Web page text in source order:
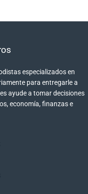
especializados en
para entregarle a
ayude a tomar decisiones
economía, finanzas e